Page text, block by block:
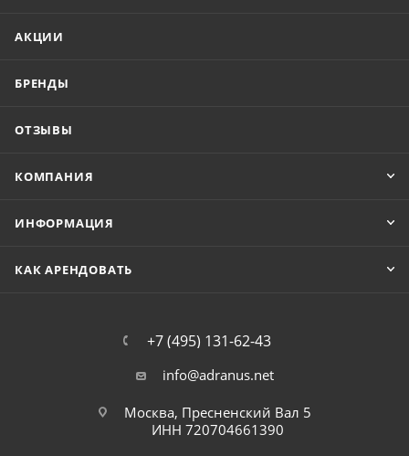
АКЦИИ
БРЕНДЫ
ОТЗЫВЫ
КОМПАНИЯ
ИНФОРМАЦИЯ
КАК АРЕНДОВАТЬ
+7 (495) 131-62-43
info@adranus.net
Москва, Пресненский Вал 5
ИНН 720704661390